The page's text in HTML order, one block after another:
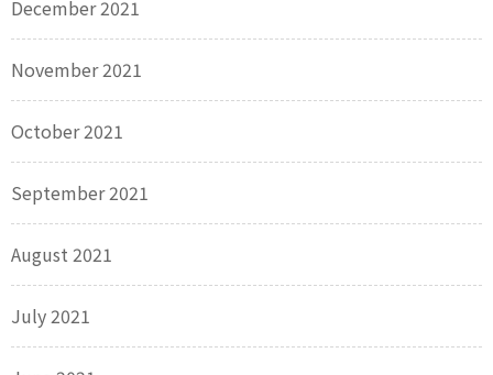
December 2021
November 2021
October 2021
September 2021
August 2021
July 2021